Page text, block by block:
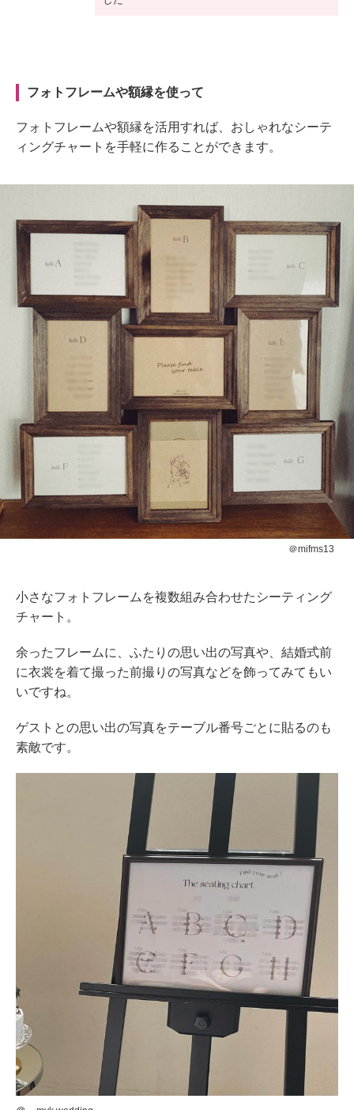
フォトフレームや額縁を使って
フォトフレームや額縁を活用すれば、おしゃれなシーテ
ィングチャートを手軽に作ることができます。
＠mifms13
小さなフォトフレームを複数組み合わせたシーティング
チャート。
余ったフレームに、ふたりの思い出の写真や、結婚式前
に衣裳を着て撮った前撮りの写真などを飾ってみてもい
いですね。
ゲストとの思い出の写真をテーブル番号ごとに貼るのも
素敵です。